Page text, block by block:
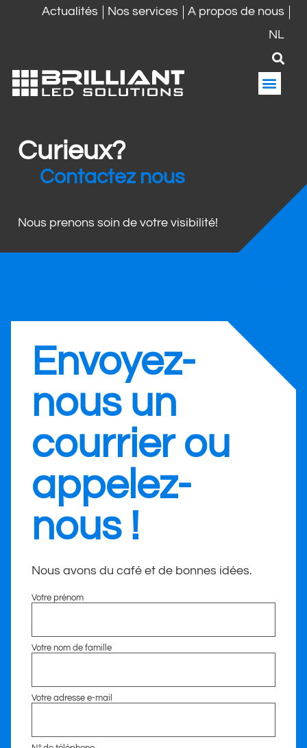
Actualités Nos services
A propos de nous
NL
Curieux?
Contactez nous
Nous prenons soin de votre visibilité!
Envoyez-
nous un
courrier ou
appelez-
nous !
Nous avons du café et de bonnes idées.
Votre prénom
Votre nom de famille
Votre adresse e-mail